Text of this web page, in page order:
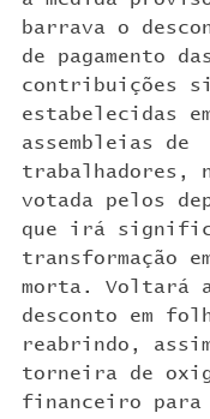
barrava o
de pagamento
contribuições
estabelecidas
assembleias de
trabalhadores,
votada pelos
que irá
transformação
morta. Voltará
desconto em
reabrindo,
torneira de
financeiro para